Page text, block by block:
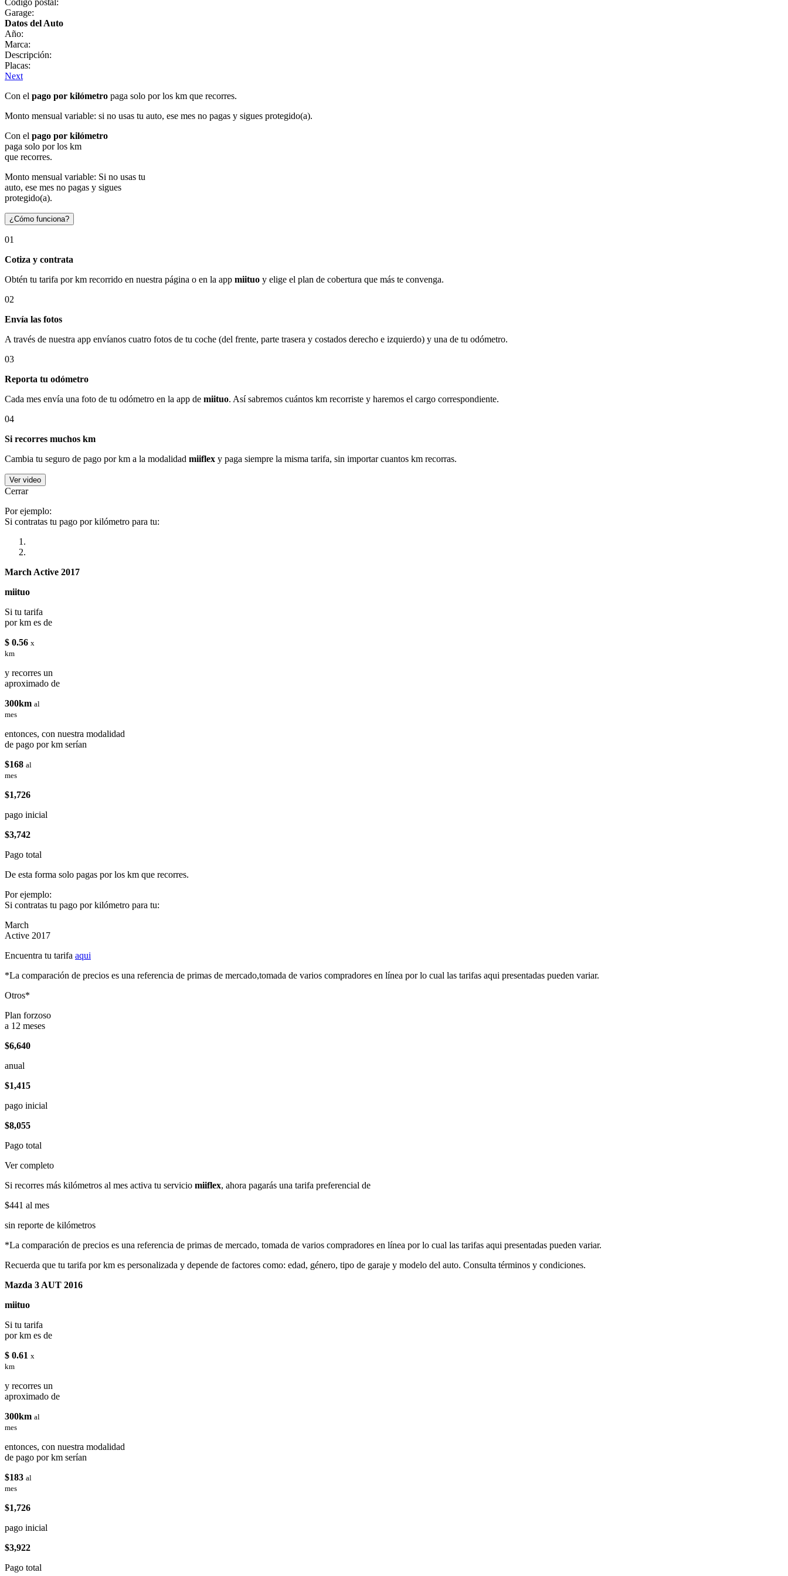
Garage:
Datos del Auto
Año:
Marca:
Descripción:
Placas:
Next
Con el pago por kilómetro paga solo por los km que recorres.
Monto mensual variable: si no usas tu auto, ese mes no pagas y sigues protegido(a).
Con el pago por kilómetro
paga solo por los km
que recorres.
Monto mensual variable: Si no usas tu
auto, ese mes no pagas y sigues
protegido(a).
¿Cómo funciona?
01
Cotiza y contrata
Obtén tu tarifa por km recorrido en nuestra página o en la app miituo y elige el plan de cobertura que más te convenga.
02
Envía las fotos
A través de nuestra app envíanos cuatro fotos de tu coche (del frente, parte trasera y costados derecho e izquierdo) y una de tu odómetro.
03
Reporta tu odómetro
Cada mes envía una foto de tu odómetro en la app de miituo. Así sabremos cuántos km recorriste y haremos el cargo correspondiente.
04
Si recorres muchos km
Cambia tu seguro de pago por km a la modalidad miiflex y paga siempre la misma tarifa, sin importar cuantos km recorras.
Ver video
Cerrar
Por ejemplo:
Si contratas tu pago por kilómetro para tu:
March Active 2017
miituo
Si tu tarifa
por km es de
$ 0.56 x
km
y recorres un
aproximado de
300km al
mes
entonces, con nuestra modalidad
de pago por km serían
$168 al
mes
$1,726
pago inicial
$3,742
Pago total
De esta forma solo pagas por los km que recorres.
Por ejemplo:
Si contratas tu pago por kilómetro para tu:
March
Active 2017
Encuentra tu tarifa aqui
*La comparación de precios es una referencia de primas de mercado,tomada de varios compradores en línea por lo cual las tarifas aqui presentadas pueden variar.
Otros*
Plan forzoso
a 12 meses
$6,640
anual
$1,415
pago inicial
$8,055
Pago total
Ver completo
Si recorres más kilómetros al mes activa tu servicio miiflex, ahora pagarás una tarifa preferencial de
$441 al mes
sin reporte de kilómetros
*La comparación de precios es una referencia de primas de mercado, tomada de varios compradores en línea por lo cual las tarifas aqui presentadas pueden variar.
Recuerda que tu tarifa por km es personalizada y depende de factores como: edad, género, tipo de garaje y modelo del auto. Consulta términos y condiciones.
Mazda 3 AUT 2016
miituo
Si tu tarifa
por km es de
$ 0.61 x
km
y recorres un
aproximado de
300km al
mes
entonces, con nuestra modalidad
de pago por km serían
$183 al
mes
$1,726
pago inicial
$3,922
Pago total